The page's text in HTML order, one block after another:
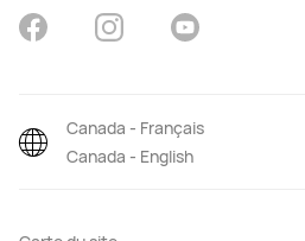
Canada - Français
Canada - English